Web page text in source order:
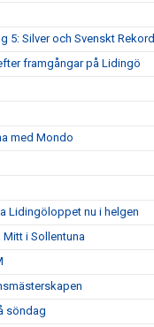
5: Silver och Svenskt Rekord
framgångar på Lidingö
med Mondo
Lidingöloppet nu i helgen
i Sollentuna
söndag